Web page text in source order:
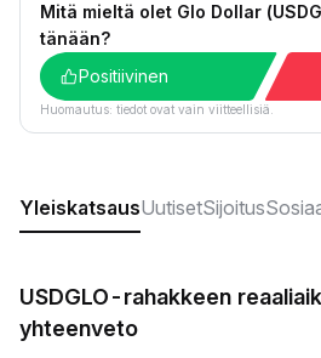
Mitä mieltä olet Glo Dollar
tänään?
Positiivinen
Huomautus: tiedot ovat vain viitteellisiä.
YleiskatsausUutisetSijoitus
USDGLO-rahakkeen
yhteenveto